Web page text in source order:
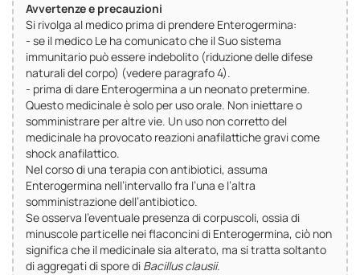
Avvertenze e precauzioni
Si rivolga al medico prima di prendere Enterogermina:
- se il medico Le ha comunicato che il Suo sistema
immunitario può essere indebolito (riduzione delle difese
naturali del corpo) (vedere paragrafo 4).
- prima di dare Enterogermina a un neonato pretermine.
Questo medicinale è solo per uso orale. Non iniettare o
somministrare per altre vie. Un uso non corretto del
medicinale ha provocato reazioni anafilattiche gravi come
shock anafilattico.
Nel corso di una terapia con antibiotici, assuma
Enterogermina nell’intervallo fra l’una e l’altra
somministrazione dell’antibiotico.
Se osserva l’eventuale presenza di corpuscoli, ossia di
minuscole particelle nei flaconcini di Enterogermina, ciò non
significa che il medicinale sia alterato, ma si tratta soltanto
di aggregati di spore di Bacillus clausii.